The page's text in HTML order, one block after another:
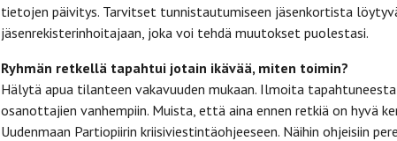
tietojen päivitys. Tarvitset tunnistautumiseen jäsenkortista
jäsenrekisterinhoitajaan, joka voi tehdä muutokset puolestasi.
Ryhmän retkellä tapahtui jotain ikävää, miten toimin?
Hälytä apua tilanteen vakavuuden mukaan. Ilmoita
osanottajien vanhempiin. Muista, että aina ennen retkiä on hyvä
Uudenmaan Partiopiirin kriisiviestintäohjeeseen. Näihin ohjeisiin